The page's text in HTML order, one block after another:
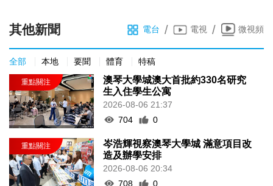
其他新聞 電台 / 電視 / 微視頻
全部 本地 要聞 體育 特稿
澳琴大學城澳大首批約330名研究
生入住學生公寓
2026-08-06 21:37
704
0
岑浩輝視察澳琴大學城 滿意項目改
造及辦學安排
2026-08-06 20:34
708
0